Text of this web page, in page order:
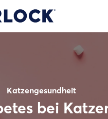
Katzengesundheit
bei